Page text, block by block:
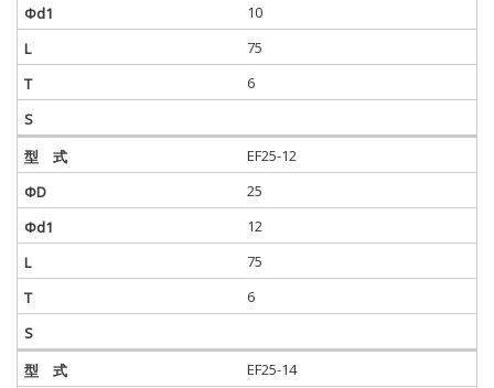
10
75
6
EF25-12
25
12
75
6
EF25-14